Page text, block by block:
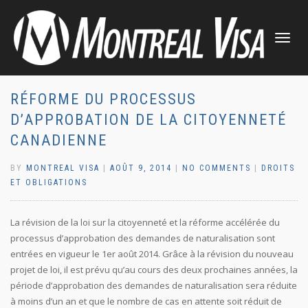
TOGGLE
RÉFORME DU PROCESSUS
D’APPROBATION DE LA CITOYENNETÉ
CANADIENNE
BY MONTREAL VISA AOÛT 9, 2014 NO COMMENTS
DROITS
ET OBLIGATIONS
La révision de la loi sur la citoyenneté et la réforme accélérée du
processus d’approbation des demandes de naturalisation sont
entrées en vigueur le 1er août 2014. Grâce à la révision du nouveau
projet de loi, il est prévu qu’au cours des deux prochaines années, la
période d’approbation des demandes de naturalisation sera réduite
à moins d’un an et que le nombre de cas en attente soit réduit de